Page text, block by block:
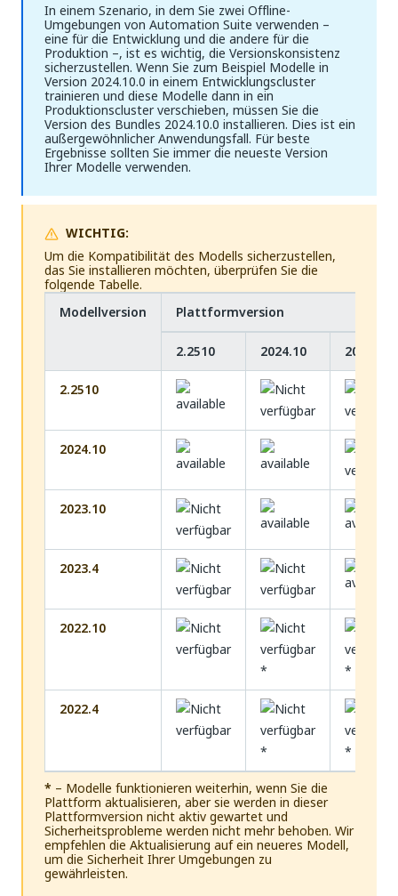
In einem Szenario, in dem Sie zwei Offline-
Umgebungen von Automation Suite verwenden –
eine für die Entwicklung und die andere für die
Produktion –, ist es wichtig, die Versionskonsistenz
sicherzustellen. Wenn Sie zum Beispiel Modelle in
Version 2024.10.0 in einem Entwicklungscluster
trainieren und diese Modelle dann in ein
Produktionscluster verschieben, müssen Sie die
Version des Bundles 2024.10.0 installieren. Dies ist ein
außergewöhnlicher Anwendungsfall. Für beste
Ergebnisse sollten Sie immer die neueste Version
Ihrer Modelle verwenden.
WICHTIG:
Um die Kompatibilität des Modells sicherzustellen,
das Sie installieren möchten, überprüfen Sie die
folgende Tabelle.
Modellversion
Plattformversion
2.2510 2024.10 2023.10
2.2510
2024.10
2023.10
2023.4
2022.10
* *
2022.4
*
*
* – Modelle funktionieren weiterhin, wenn Sie die
Plattform aktualisieren, aber sie werden in dieser
Plattformversion nicht aktiv gewartet und
Sicherheitsprobleme werden nicht mehr behoben. Wir
empfehlen die Aktualisierung auf ein neueres Modell,
um die Sicherheit Ihrer Umgebungen zu
gewährleisten.